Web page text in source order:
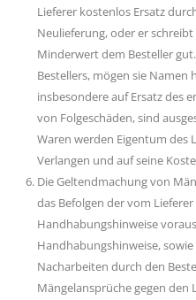
Lieferer kostenlos Ersatz
Neulieferung, oder er
Minderwert dem Besteller
Bestellers, mögen sie Namen
insbesondere auf Ersatz des
von Folgeschäden, sind
Waren werden Eigentum des
Verlangen und auf seine
Die Geltendmachung von
das Befolgen der vom
Handhabungshinweise
Handhabungshinweise,
Nacharbeiten durch den
Mängelansprüche gegen den